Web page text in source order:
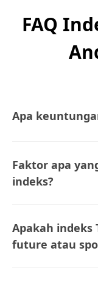
FAQ
Apa
Faktor apa
indeks?
Apakah indeks
future atau